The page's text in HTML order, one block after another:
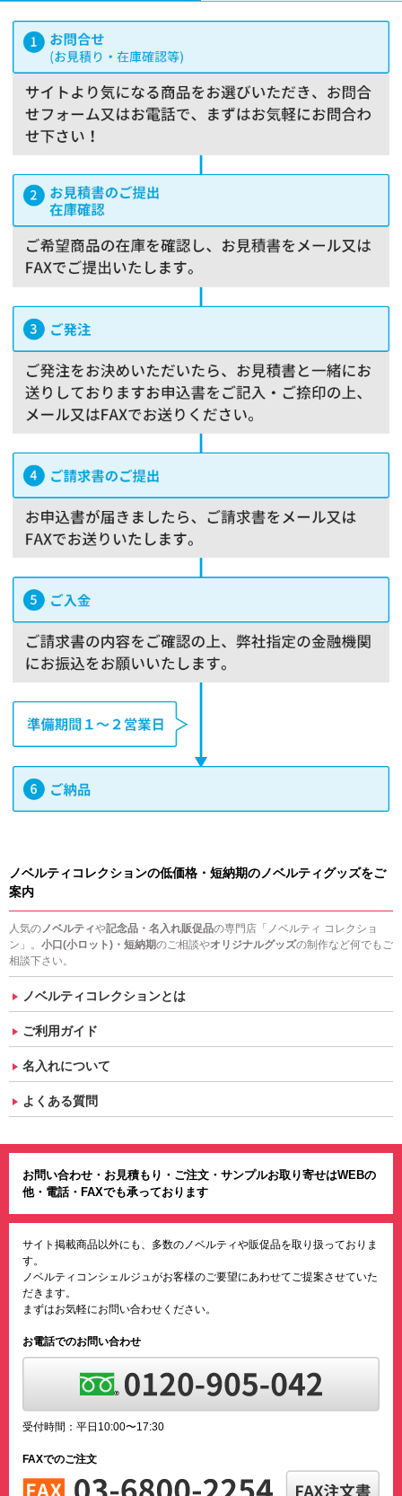
ノベルティコレクションの低価格・短納期のノベルティグッズをご
案内
人気のノベルティや記念品・名入れ販促品の専門店「ノベルティ コレクショ
ン」。 小口(小ロット)・短納期のご相談やオリジナルグッズの制作など何でもご
相談下さい。
ノベルティコレクションとは
ご利用ガイド
名入れについて
よくある質問
お問い合わせ・お見積もり・ご注文・サンプルお取り寄せはWEBの
他・電話・FAXでも承っております
サイト掲載商品以外にも、多数のノベルティや販促品を取り扱っておりま
す。
ノベルティコンシェルジュがお客様のご要望にあわせてご提案させていた
だきます。
まずはお気軽にお問い合わせください。
お電話でのお問い合わせ
受付時間：平日10:00〜17:30
FAXでのご注文